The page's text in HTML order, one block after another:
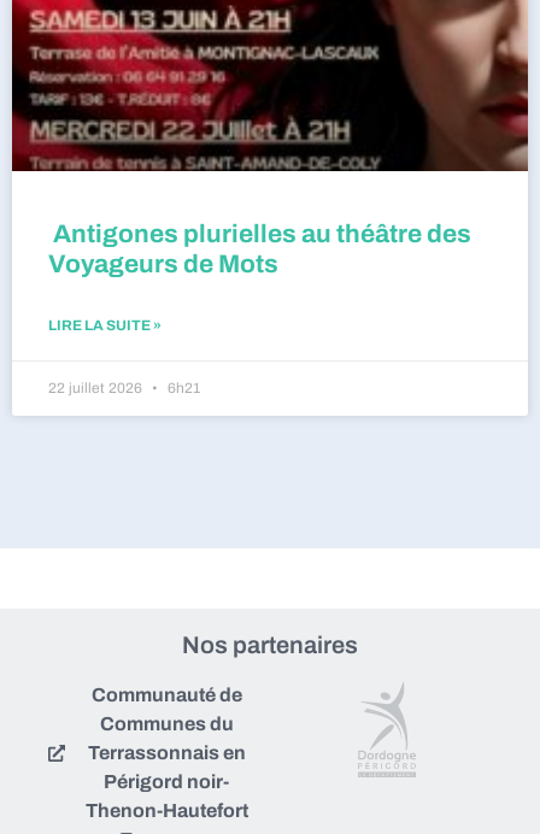
Antigones plurielles au théâtre des
Voyageurs de Mots
LIRE LA SUITE »
22 juillet 2026 6h21
Nos partenaires
Communauté de
Communes du
Terrassonnais en
Périgord noir-
Thenon-Hautefort